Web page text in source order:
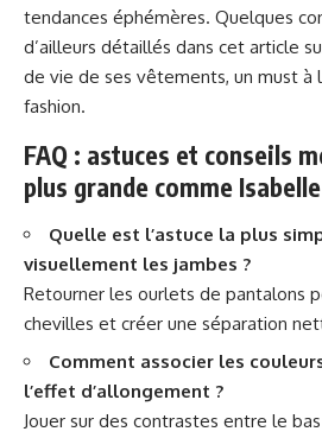
tendances éphémères. Quelques
d’ailleurs détaillés dans cet article
de vie de ses vêtements, un must à
fashion.
FAQ : astuces et conseils
plus grande comme
Quelle est l’astuce la plus
visuellement les jambes ?
Retourner les ourlets de pantalons
chevilles et créer une séparation
Comment associer les
l’effet d’allongement ?
Jouer sur des contrastes entre le